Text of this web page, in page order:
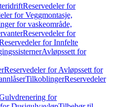
Reservedeler for
for Veggmontasje,
for vaskeområde,
Reservedeler for
for Innfelte
Avløpssett for
Reservedeler for Avløpssett for
TilkoblingerReservedeler
for